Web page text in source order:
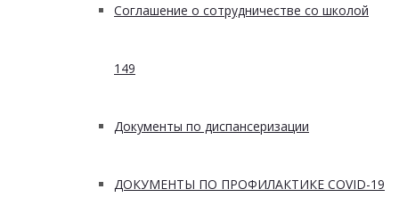
Соглашение о сотрудничестве со школой
149
Документы по диспансеризации
ДОКУМЕНТЫ ПО ПРОФИЛАКТИКЕ COVID-19